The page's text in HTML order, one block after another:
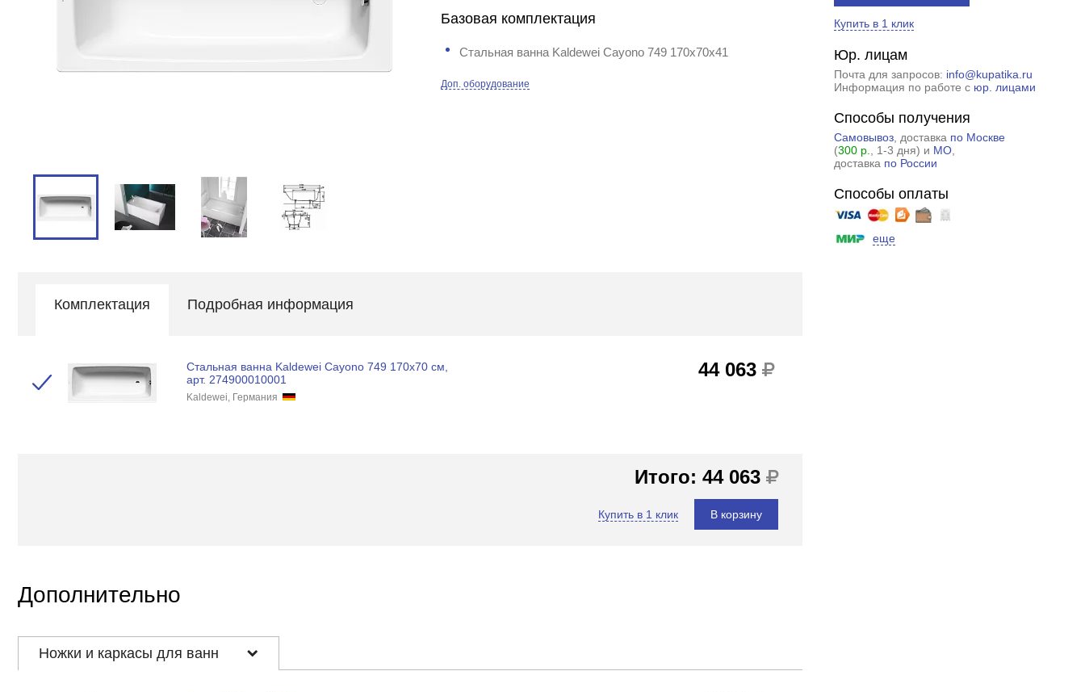
Базовая комплектация
Стальная ванна Kaldewei Cayono 749 170x70x41
Доп. оборудование
Купить в 1 клик
Юр. лицам
Почта для запросов: info@kupatika.ru
Информация по работе с юр. лицами
Способы получения
Самовывоз, доставка по Москве
(300 р. , 1-3 дня) и МО,
доставка по России
Способы оплаты
еще
Комплектация Подробная информация
Стальная ванна Kaldewei Cayono 749 170x70 см,
арт. 274900010001
Kaldewei, Германия
44 063
Итого: 44 063
Купить в 1 клик В корзину
Дополнительно
Ножки и каркасы для ванн